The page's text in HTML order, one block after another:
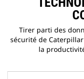
Tirer parti des
sécurité de
la